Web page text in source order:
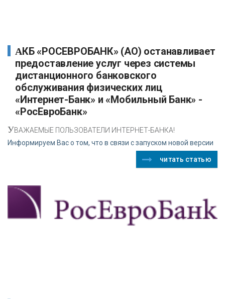
АКБ «РОСЕВРОБАНК» (АО) останавливает
предоставление услуг через системы
дистанционного банковского
обслуживания физических лиц
«Интернет-Банк» и «Мобильный Банк» -
«РосЕвроБанк»
УВАЖАЕМЫЕ ПОЛЬЗОВАТЕЛИ ИНТЕРНЕТ-БАНКА!
Информируем Вас о том, что в связи с запуском новой версии
читать статью